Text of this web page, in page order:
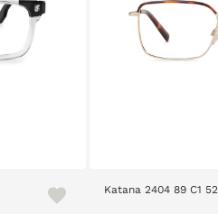
Katana 2404 89 C1 52